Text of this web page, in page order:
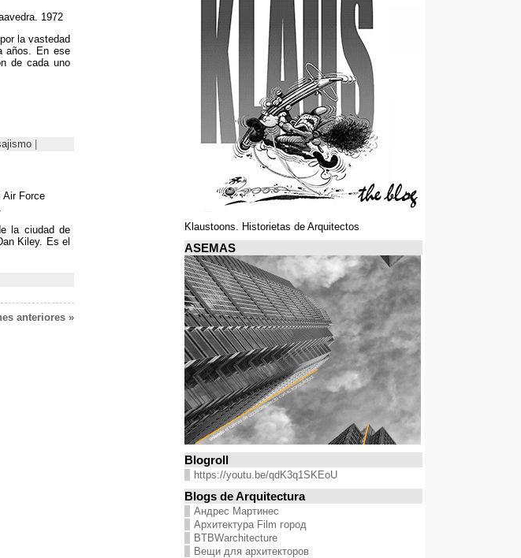
. 1972
la vastedad
años
En ese
de cada uno
Air Force
la ciudad de
Kiley. Es el
anteriores »
Klaustoons. Historietas de Arquitectos
ASEMAS
Blogroll
https://youtu.be/qdK3q1SKEoU
Blogs de Arquitectura
Андрес Мартинес
Архитектура Film город
BTBWarchitecture
Вещи для архитекторов